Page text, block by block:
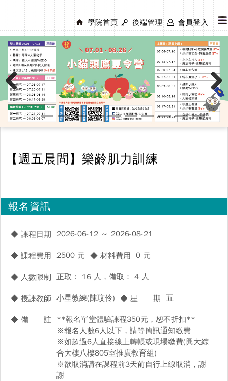
學院首頁 後端管理 會員登入
Previous Next
【週五晨間】樂齡肌力訓練
報名資訊
◆ 課程日期 2026-06-12 ～ 2026-08-21
◆ 課程費用 2500 元 ◆ 材料費用 0 元
◆ 人數限制 正取： 16 人，備取： 4 人
◆ 授課教師 小星教練(陳玟伶) ◆ 星 期 五
◆ 備 註
**報名單堂體驗課程350元，恕不折扣**
※報名人數6人以下，請等簡訊通知繳費
※如超過6人直接線上轉帳或現場繳費(興大綜
合大樓八樓805室推廣教育組)
※欲取消請在課程前3天前自行上線取消，謝
謝